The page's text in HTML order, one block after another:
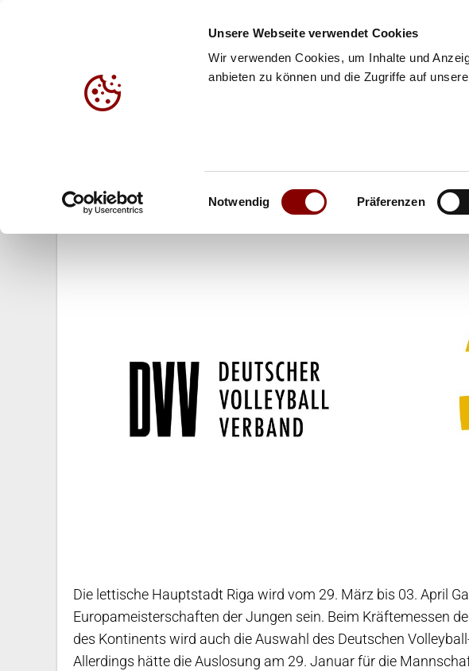
Unsere Webseite verwendet Cookies
Wir verwenden Cookies, um Inhalte und
anbieten zu können und die Zugriffe auf
Einwilligungsauswahl
Notwendig Präferenzen
Jugend-EM 2005: DVV-Jungen wollen
Die lettische Hauptstadt Riga wird vom 29. März bis 03. April
Europameisterschaften der Jungen sein. Beim Kräftemessen
des Kontinents wird auch die Auswahl des Deutschen
Allerdings hätte die Auslosung am 29. Januar für die